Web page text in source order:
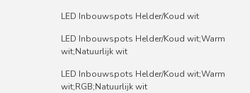
LED Inbouwspots Helder/Koud wit
LED Inbouwspots Helder/Koud wit;Warm
wit;Natuurlijk wit
LED Inbouwspots Helder/Koud wit;Warm
wit;RGB;Natuurlijk wit